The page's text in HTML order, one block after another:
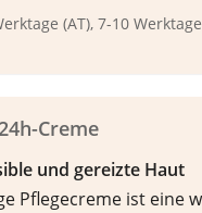
(AT), 7-10
Creme
und gereizte Haut
Pflegecreme ist eine